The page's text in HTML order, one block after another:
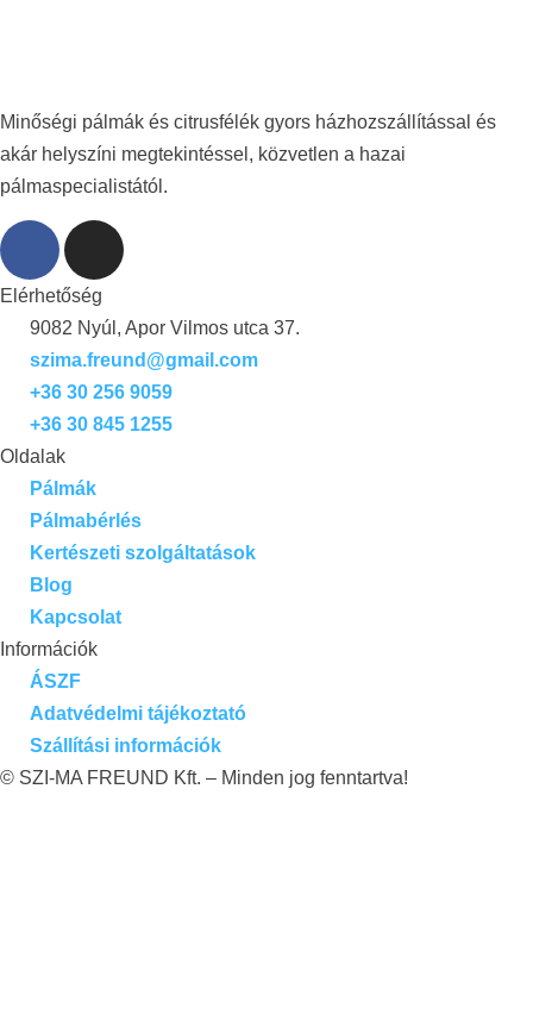
Minőségi pálmák és citrusfélék gyors házhozszállítással és
akár helyszíni megtekintéssel, közvetlen a hazai
pálmaspecialistától.
Elérhetőség
9082 Nyúl, Apor Vilmos utca 37.
szima.freund@gmail.com
+36 30 256 9059
+36 30 845 1255
Oldalak
Pálmák
Pálmabérlés
Kertészeti szolgáltatások
Blog
Kapcsolat
Információk
ÁSZF
Adatvédelmi tájékoztató
Szállítási információk
© SZI-MA FREUND Kft. – Minden jog fenntartva!